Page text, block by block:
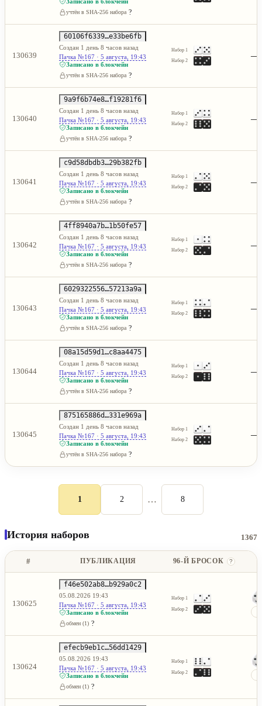
учтён в SHA-256 набора ?
130639
60106f6339…e33be6fb
Создан 1 день 8 часов назад
Пачка №167 · 5 августа, 19:43
Записано в блокчейн
учтён в SHA-256 набора ?
Набор 1
Набор 2
—
130640
9a9f6b74e8…f19281f6
Создан 1 день 8 часов назад
Пачка №167 · 5 августа, 19:43
Записано в блокчейн
учтён в SHA-256 набора ?
Набор 1
Набор 2
—
130641
c9d58dbdb3…29b382fb
Создан 1 день 8 часов назад
Пачка №167 · 5 августа, 19:43
Записано в блокчейн
учтён в SHA-256 набора ?
Набор 1
Набор 2
—
130642
4ff8940a7b…1b50fe57
Создан 1 день 8 часов назад
Пачка №167 · 5 августа, 19:43
Записано в блокчейн
учтён в SHA-256 набора ?
Набор 1
Набор 2
—
130643
6029322556…57213a9a
Создан 1 день 8 часов назад
Пачка №167 · 5 августа, 19:43
Записано в блокчейн
учтён в SHA-256 набора ?
Набор 1
Набор 2
—
130644
08a15d59d1…c8aa4475
Создан 1 день 8 часов назад
Пачка №167 · 5 августа, 19:43
Записано в блокчейн
учтён в SHA-256 набора ?
Набор 1
Набор 2
—
130645
875165886d…331e969a
Создан 1 день 8 часов назад
Пачка №167 · 5 августа, 19:43
Записано в блокчейн
учтён в SHA-256 набора ?
Набор 1
Набор 2
—
1 2 … 8
История наборов 1367
# ПУБЛИКАЦИЯ 96-Й БРОСОК ?
130625
f46e502ab8…b929a0c2
05.08.2026 19:43
Пачка №167 · 5 августа, 19:43
Записано в блокчейн
обмен (1) ?
Набор 1
Набор 2
130624
efecb9eb1c…56dd1429
05.08.2026 19:43
Пачка №167 · 5 августа, 19:43
Записано в блокчейн
обмен (1) ?
Набор 1
Набор 2